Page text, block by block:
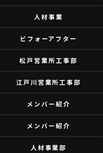
人材事業
ビフォーアフター
松戸営業所工事部
江戸川営業所工事部
メンバー紹介
メンバー紹介
人材事業部